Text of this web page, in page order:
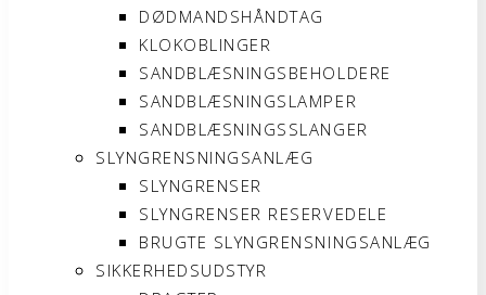
DØDMANDSHÅNDTAG
KLOKOBLINGER
SANDBLÆSNINGSBEHOLDERE
SANDBLÆSNINGSLAMPER
SANDBLÆSNINGSSLANGER
SLYNGRENSNINGSANLÆG
SLYNGRENSER
SLYNGRENSER RESERVEDELE
BRUGTE SLYNGRENSNINGSANLÆG
SIKKERHEDSUDSTYR